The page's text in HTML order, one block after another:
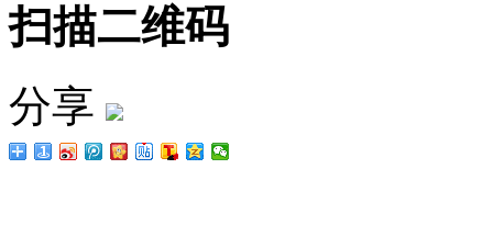
扫描二维码
分享